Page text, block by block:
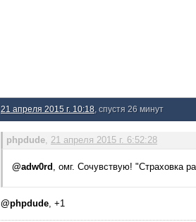
21 апреля 2015 г. 10:18 , спустя 26 минут
phpdude, 21 апреля 2015 г. 6:52:28
@adw0rd , омг. Сочувствую! "Страховка
@phpdude, +1